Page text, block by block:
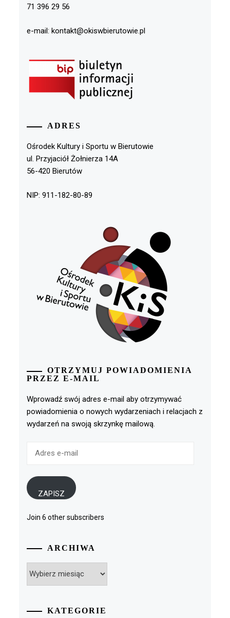
71 396 29 56
e-mail: kontakt@okiswbierutowie.pl
ADRES
Ośrodek Kultury i Sportu w Bierutowie
ul. Przyjaciół Żołnierza 14A
56-420 Bierutów
NIP: 911-182-80-89
OTRZYMUJ POWIADOMIENIA
PRZEZ E-MAIL
Wprowadź swój adres e-mail aby otrzymywać
powiadomienia o nowych wydarzeniach i relacjach z
wydarzeń na swoją skrzynkę mailową.
ZAPISZ
Join 6 other subscribers
ARCHIWA
KATEGORIE